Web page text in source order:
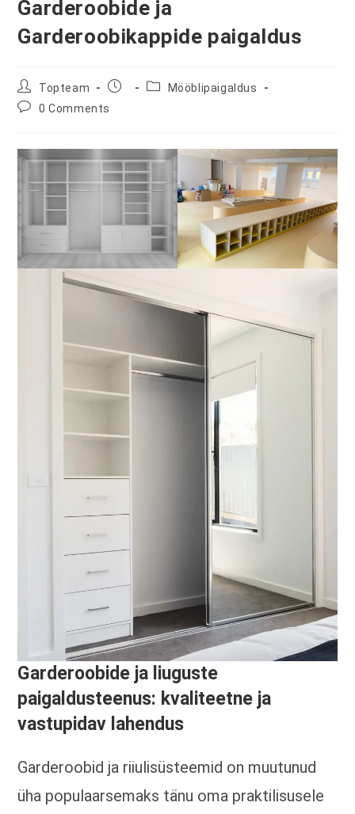
Garderoobide ja
Garderoobikappide paigaldus
Post
author:
Topteam
Post
PostMööblipaigaldus
Post0 Comments
Garderoobide ja liuguste
paigaldusteenus: kvaliteetne ja
vastupidav lahendus
Garderoobid ja riiulisüsteemid on muutunud
üha populaarsemaks tänu oma praktilisusele